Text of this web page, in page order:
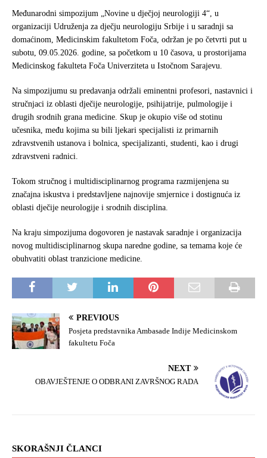
c
e
b
o
k
i
t
t
e
a
r
e
Međunarodni simpozijum „Novine u dječjoj neurologiji 4“, u
organizaciji Udruženja za dječju neurologiju Srbije i u saradnji sa
domaćinom, Medicinskim fakultetom Foča, održan je po četvrti put u
subotu, 09.05.2026. godine, sa početkom u 10 časova, u prostorijama
Medicinskog fakulteta Foča Univerziteta u Istočnom Sarajevu.
Na simpozijumu su predavanja održali eminentni profesori, nastavnici i
stručnjaci iz oblasti dječije neurologije, psihijatrije, pulmologije i
drugih srodnih grana medicine. Skup je okupio više od stotinu
učesnika, među kojima su bili ljekari specijalisti iz primarnih
zdravstvenih ustanova i bolnica, specijalizanti, studenti, kao i drugi
zdravstveni radnici.
Tokom stručnog i multidisciplinarnog programa razmijenjena su
značajna iskustva i predstavljene najnovije smjernice i dostignuća iz
oblasti dječije neurologije i srodnih disciplina.
Na kraju simpozijuma dogovoren je nastavak saradnje i organizacija
novog multidisciplinarnog skupa naredne godine, sa temama koje će
obuhvatiti oblast tranzicione medicine.
PREVIOUS
Posjeta predstavnika Ambasade Indije Medicinskom
fakultetu Foča
NEXT
OBAVJEŠTENJE O ODBRANI ZAVRŠNOG RADA
SKORAŠNJI ČLANCI